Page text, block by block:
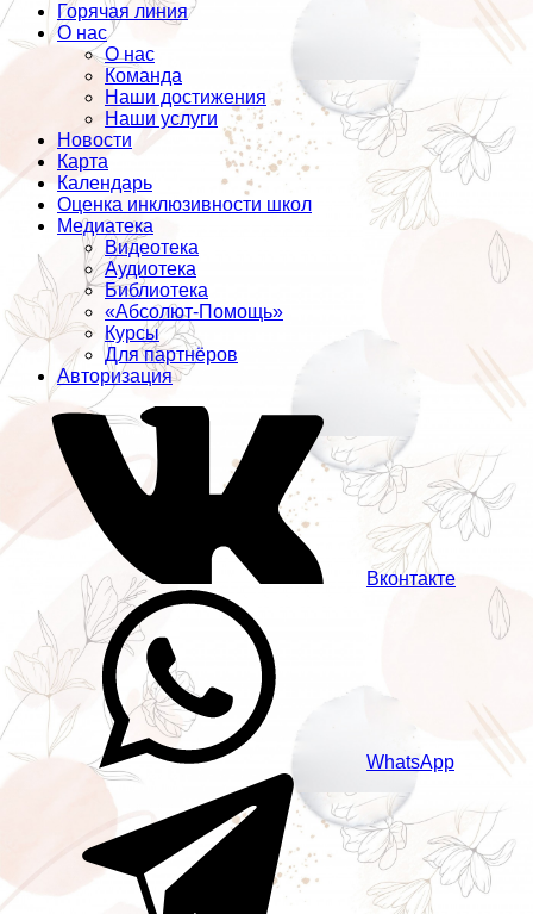
Горячая линия
О нас
О нас
Команда
Наши достижения
Наши услуги
Новости
Карта
Календарь
Оценка инклюзивности школ
Медиатека
Видеотека
Аудиотека
Библиотека
«Абсолют-Помощь»
Курсы
Для партнёров
Авторизация
Вконтакте
WhatsApp